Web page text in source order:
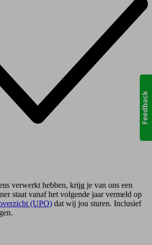
verwerkt hebben, krijg je van ons een
staat vanaf het volgende jaar vermeld op
(UPO) dat wij jou sturen. Inclusief